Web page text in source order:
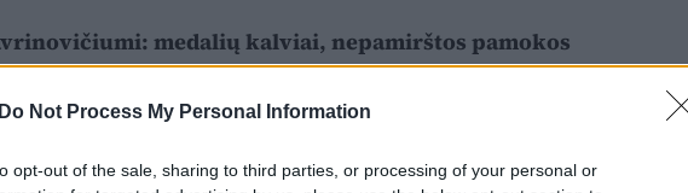
Do Not Process My Personal Information
opt-out of the sale, sharing to third parties, or processing of your personal or
medalių kalviai, nepamirštos pamokos